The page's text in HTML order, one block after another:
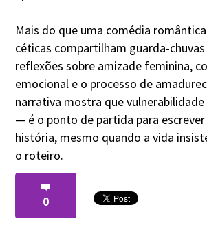
Mais do que uma comédia
céticas compartilham guarda-
reflexões sobre amizade feminina,
emocional e o processo de
narrativa mostra que
— é o ponto de partida para escrever
história, mesmo quando a vida
o roteiro.
0